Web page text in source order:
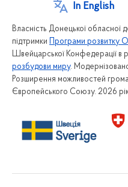
In English
Власність Донецької обласної
підтримки Програми розвитку
Швейцарської Конфедерації в
розбудови миру.
Розширення можливостей
Європейського Союзу. 2026